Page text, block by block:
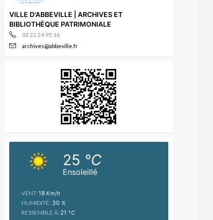
VILLE D'ABBEVILLE | ARCHIVES ET
BIBLIOTHÈQUE PATRIMONIALE
03 22 24 95 16
archives@abbeville.fr
Ensoleillé
25 °C
VENT: 18Km/h
HUMIDITÉ: 30 %
RESSEMBLE À: 21 °C